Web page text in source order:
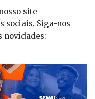
site
sociais. Siga-nos
novidades: